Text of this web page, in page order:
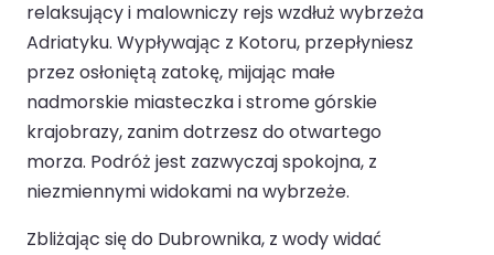
relaksujący i malowniczy rejs wzdłuż wybrzeża
Adriatyku. Wypływając z Kotoru, przepłyniesz
przez osłoniętą zatokę, mijając małe
nadmorskie miasteczka i strome górskie
krajobrazy, zanim dotrzesz do otwartego
morza. Podróż jest zazwyczaj spokojna, z
niezmiennymi widokami na wybrzeże.
Zbliżając się do Dubrownika, z wody widać